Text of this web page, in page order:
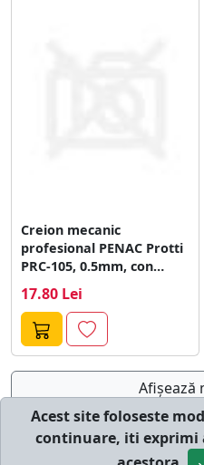
Creion mecanic
profesional PENAC Protti
PRC-105, 0.5mm, con
rosu
17.80 Lei
Afişează
© cumperi.net | Catalog
Acest site foloseste
continuare, iti exprimi